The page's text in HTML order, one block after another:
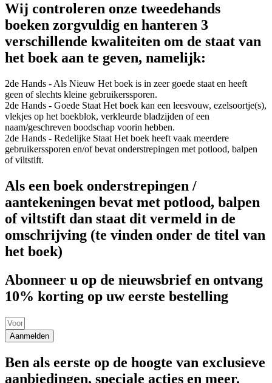
Wij controleren onze tweedehands
boeken zorgvuldig en hanteren 3
verschillende kwaliteiten om de staat van
het boek aan te geven, namelijk:
2de Hands - Als Nieuw Het boek is in zeer goede staat en heeft
geen of slechts kleine gebruikerssporen.
2de Hands - Goede Staat Het boek kan een leesvouw, ezelsoortje(s),
vlekjes op het boekblok, verkleurde bladzijden of een
naam/geschreven boodschap voorin hebben.
2de Hands - Redelijke Staat Het boek heeft vaak meerdere
gebruikerssporen en/of bevat onderstrepingen met potlood, balpen
of viltstift.
Als een boek onderstrepingen /
aantekeningen bevat met potlood, balpen
of viltstift dan staat dit vermeld in de
omschrijving (te vinden onder de titel van
het boek)
Abonneer u op de nieuwsbrief en ontvang
10% korting op uw eerste bestelling
Aanmelden
Ben als eerste op de hoogte van exclusieve
aanbiedingen, speciale acties en meer.